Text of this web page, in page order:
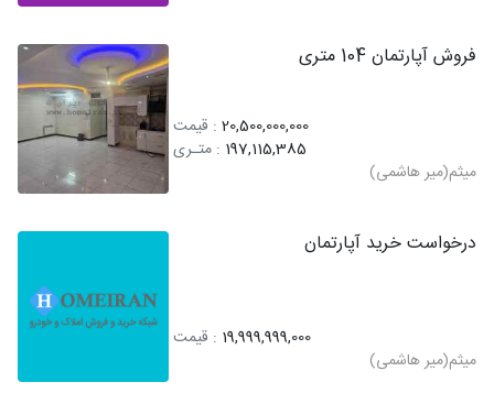
فروش آپارتمان 104 متری
20,500,000,000 : قیمت
197,115,385 : متـری
میثم(میر هاشمی)
درخواست خرید آپارتمان
19,999,999,000 : قیمت
میثم(میر هاشمی)